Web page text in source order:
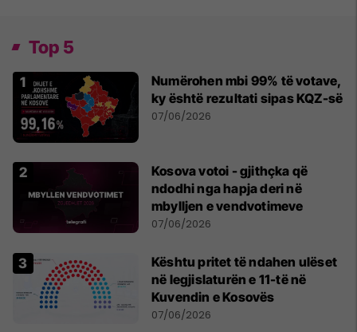
Top 5
Numërohen mbi 99% të votave,
ky është rezultati sipas KQZ-së
07/06/2026
Kosova votoi - gjithçka që
ndodhi nga hapja deri në
mbylljen e vendvotimeve
07/06/2026
Kështu pritet të ndahen ulëset
në legjislaturën e 11-të në
Kuvendin e Kosovës
07/06/2026